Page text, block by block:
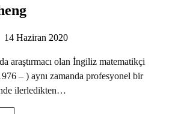
14 Haziran 2020
araştırmacı olan İngiliz matematikçi
– ) aynı zamanda profesyonel bir
ilerledikten…